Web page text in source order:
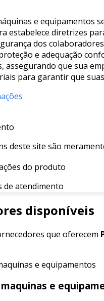
e equipamentos
estabelece diretrizes
dos
e adequação
assegurando que sua
para garantir que
deste site são
do produto
de atendimento
disponíveis
que oferecem
e